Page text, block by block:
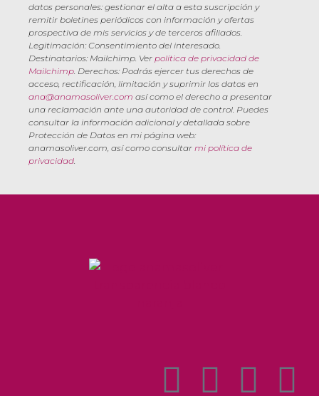
datos personales: gestionar el alta a esta suscripción y
remitir boletines periódicos con información y ofertas
prospectiva de mis servicios y de terceros afiliados.
Legitimación: Consentimiento del interesado.
Destinatarios: Mailchimp. Ver política de privacidad de
Mailchimp. Derechos: Podrás ejercer tus derechos de
acceso, rectificación, limitación y suprimir los datos en
ana@anamasoliver.com así como el derecho a presentar
una reclamación ante una autoridad de control. Puedes
consultar la información adicional y detallada sobre
Protección de Datos en mi página web:
anamasoliver.com, así como consultar mi política de
privacidad.